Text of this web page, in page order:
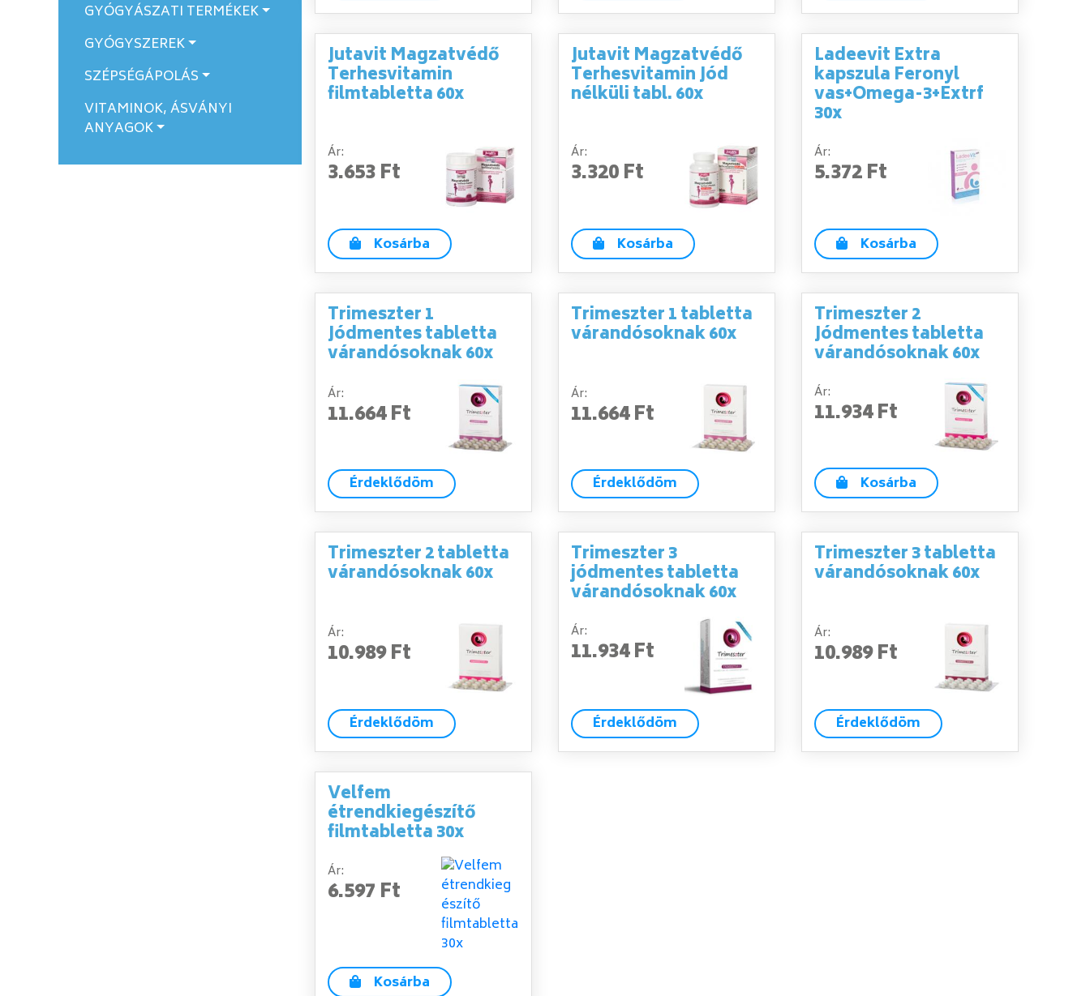
GYÓGYÁSZATI TERMÉKEK
GYÓGYSZEREK
SZÉPSÉGÁPOLÁS
VITAMINOK, ÁSVÁNYI
ANYAGOK
Jutavit Magzatvédő
Terhesvitamin
filmtabletta 60x
Ár:
3.653 Ft
Kosárba
Jutavit Magzatvédő
Terhesvitamin Jód
nélküli tabl. 60x
Ár:
3.320 Ft
Kosárba
Ladeevit Extra
kapszula Feronyl
vas+Omega-3+Extrf
30x
Ár:
5.372 Ft
Kosárba
Trimeszter 1
Jódmentes tabletta
várandósoknak 60x
Ár:
11.664 Ft
Érdeklődöm
Trimeszter 1 tabletta
várandósoknak 60x
Ár:
11.664 Ft
Érdeklődöm
Trimeszter 2
Jódmentes tabletta
várandósoknak 60x
Ár:
11.934 Ft
Kosárba
Trimeszter 2 tabletta
várandósoknak 60x
Ár:
10.989 Ft
Érdeklődöm
Trimeszter 3
jódmentes tabletta
várandósoknak 60x
Ár:
11.934 Ft
Érdeklődöm
Trimeszter 3 tabletta
várandósoknak 60x
Ár:
10.989 Ft
Érdeklődöm
Velfem
étrendkiegészítő
filmtabletta 30x
Ár:
6.597 Ft
Kosárba